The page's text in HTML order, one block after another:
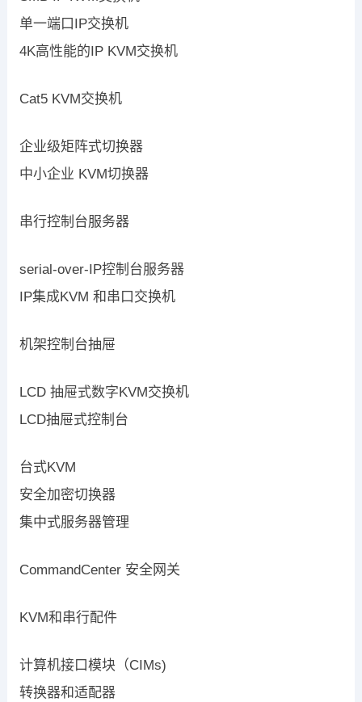
单一端口IP交换机
4K高性能的IP KVM交换机
Cat5 KVM交换机
企业级矩阵式切换器
中小企业 KVM切换器
串行控制台服务器
serial-over-IP控制台服务器
IP集成KVM 和串口交换机
机架控制台抽屉
LCD 抽屉式数字KVM交换机
LCD抽屉式控制台
台式KVM
安全加密切换器
集中式服务器管理
CommandCenter 安全网关
KVM和串行配件
计算机接口模块（CIMs)
转换器和适配器